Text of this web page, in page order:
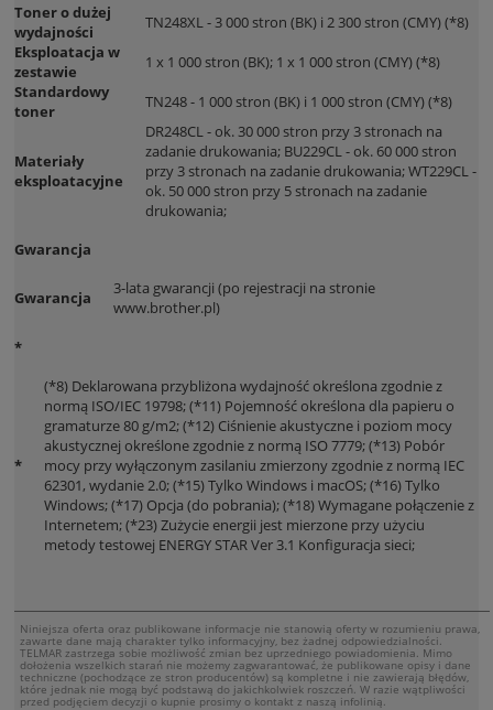
Toner o dużej
wydajności
TN248XL - 3 000 stron (BK) i 2 300 stron (CMY) (*8)
Eksploatacja w
zestawie
1 x 1 000 stron (BK); 1 x 1 000 stron (CMY) (*8)
Standardowy
toner
TN248 - 1 000 stron (BK) i 1 000 stron (CMY) (*8)
Materiały
eksploatacyjne
DR248CL - ok. 30 000 stron przy 3 stronach na
zadanie drukowania; BU229CL - ok. 60 000 stron
przy 3 stronach na zadanie drukowania; WT229CL -
ok. 50 000 stron przy 5 stronach na zadanie
drukowania;
Gwarancja
Gwarancja
3-lata gwarancji (po rejestracji na stronie
www.brother.pl)
*
*
(*8) Deklarowana przybliżona wydajność określona zgodnie z
normą ISO/IEC 19798; (*11) Pojemność określona dla papieru o
gramaturze 80 g/m2; (*12) Ciśnienie akustyczne i poziom mocy
akustycznej określone zgodnie z normą ISO 7779; (*13) Pobór
mocy przy wyłączonym zasilaniu zmierzony zgodnie z normą IEC
62301, wydanie 2.0; (*15) Tylko Windows i macOS; (*16) Tylko
Windows; (*17) Opcja (do pobrania); (*18) Wymagane połączenie z
Internetem; (*23) Zużycie energii jest mierzone przy użyciu
metody testowej ENERGY STAR Ver 3.1 Konfiguracja sieci;
Niniejsza oferta oraz publikowane informacje nie stanowią oferty w rozumieniu prawa,
zawarte dane mają charakter tylko informacyjny, bez żadnej odpowiedzialności.
TELMAR zastrzega sobie możliwość zmian bez uprzedniego powiadomienia. Mimo
dołożenia wszelkich starań nie możemy zagwarantować, że publikowane opisy i dane
techniczne (pochodzące ze stron producentów) są kompletne i nie zawierają błędów,
które jednak nie mogą być podstawą do jakichkolwiek roszczeń. W razie wątpliwości
przed podjęciem decyzji o kupnie prosimy o kontakt z naszą infolinią.